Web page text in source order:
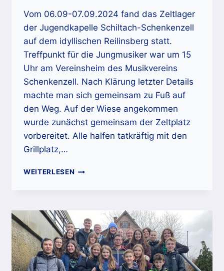
Vom 06.09-07.09.2024 fand das Zeltlager
der Jugendkapelle Schiltach-Schenkenzell
auf dem idyllischen Reilinsberg statt.
Treffpunkt für die Jungmusiker war um 15
Uhr am Vereinsheim des Musikvereins
Schenkenzell. Nach Klärung letzter Details
machte man sich gemeinsam zu Fuß auf
den Weg. Auf der Wiese angekommen
wurde zunächst gemeinsam der Zeltplatz
vorbereitet. Alle halfen tatkräftig mit den
Grillplatz,…
WEITERLESENJUGENDKAPELLE
ZELTEN